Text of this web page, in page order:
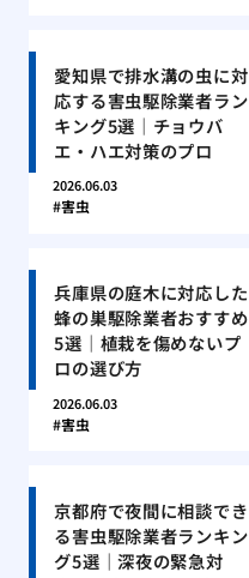
愛知県で排水溝の虫に対
応する害虫駆除業者ラン
キング5選｜チョウバ
エ・ハエ対策のプロ
2026.06.03
害虫
兵庫県の庭木に対応した
蜂の巣駆除業者おすすめ
5選｜植栽を傷めないプ
ロの選び方
2026.06.03
害虫
京都府で夜間に相談でき
る害虫駆除業者ランキン
グ5選｜深夜の緊急対